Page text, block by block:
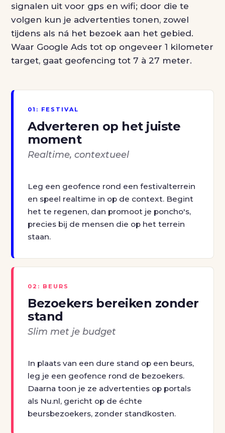
signalen uit voor gps en wifi; door die te
volgen kun je advertenties tonen, zowel
tijdens als ná het bezoek aan het gebied.
Waar Google Ads tot op ongeveer 1 kilometer
target, gaat geofencing tot 7 à 27 meter.
01: FESTIVAL
Adverteren op het juiste
moment
Realtime, contextueel
Leg een geofence rond een festivalterrein
en speel realtime in op de context. Begint
het te regenen, dan promoot je poncho's,
precies bij de mensen die op het terrein
staan.
02: BEURS
Bezoekers bereiken zonder
stand
Slim met je budget
In plaats van een dure stand op een beurs,
leg je een geofence rond de bezoekers.
Daarna toon je ze advertenties op portals
als Nu.nl, gericht op de échte
beursbezoekers, zonder standkosten.